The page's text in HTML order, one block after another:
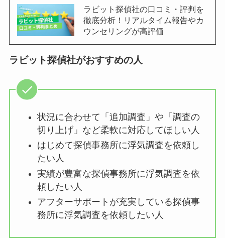
ラビット探偵社の口コミ・評判を
徹底分析！リアルタイム報告やカ
ウンセリングが高評価
ラビット探偵社がおすすめの人
状況に合わせて「追加調査」や「調査の
切り上げ」など柔軟に対応してほしい人
はじめて探偵事務所に浮気調査を依頼し
たい人
実績が豊富な探偵事務所に浮気調査を依
頼したい人
アフターサポートが充実している探偵事
務所に浮気調査を依頼したい人